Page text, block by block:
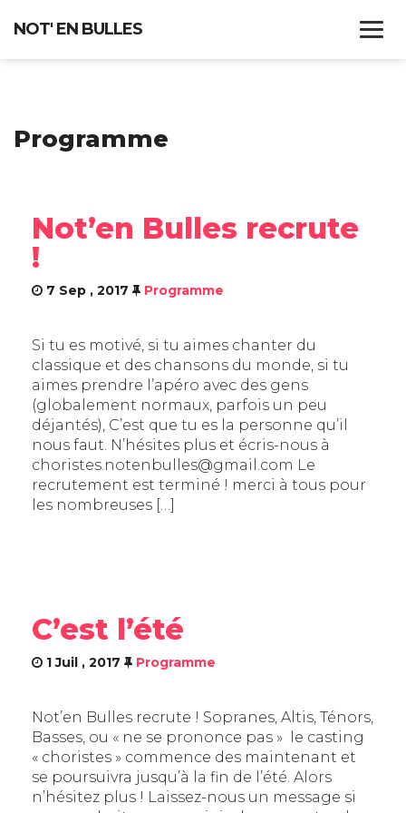
NOT' EN BULLES
QUI SOMMES-NOUS ?
RÉPERTOIRE
CONTACT
PHOTOS
Programme
Not’en Bulles recrute
!
7 Sep , 2017 Programme
Si tu es motivé, si tu aimes chanter du
classique et des chansons du monde, si tu
aimes prendre l’apéro avec des gens
(globalement normaux, parfois un peu
déjantés), C’est que tu es la personne qu’il
nous faut. N’hésites plus et écris-nous à
choristes.notenbulles@gmail.com Le
recrutement est terminé ! merci à tous pour
les nombreuses […]
C’est l’été
1 Juil , 2017 Programme
Not’en Bulles recrute ! Sopranes, Altis, Ténors,
Basses, ou « ne se prononce pas » le casting
« choristes » commence des maintenant et
se poursuivra jusqu’à la fin de l’été. Alors
n’hésitez plus ! Laissez-nous un message si